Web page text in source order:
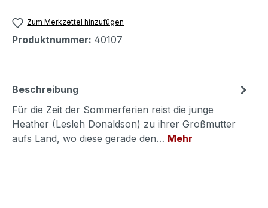
Zum Merkzettel hinzufügen
Produktnummer: 40107
Beschreibung
Für die Zeit der Sommerferien reist die junge
Heather (Lesleh Donaldson) zu ihrer Großmutter
aufs Land, wo diese gerade den… Mehr